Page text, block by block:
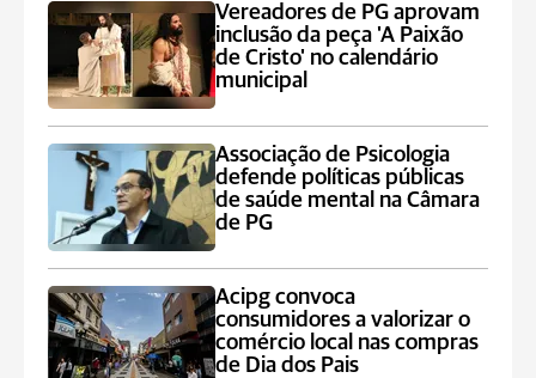
Vereadores de PG aprovam
inclusão da peça 'A Paixão
de Cristo' no calendário
municipal
Associação de Psicologia
defende políticas públicas
de saúde mental na Câmara
de PG
Acipg convoca
consumidores a valorizar o
comércio local nas compras
de Dia dos Pais